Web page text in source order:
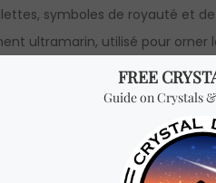
symboles de royauté et de
ultramarin, utilisé pour
l’histoire prouve son pouvoir
utiliser le lapis lazuli
Méditez avec le Lapis Lazuli